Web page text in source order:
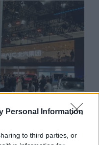
Personal Information
to third parties, or